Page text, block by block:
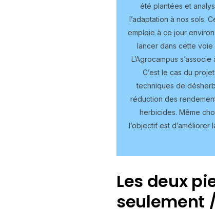
été plantées et
l’adaptation à nos sols.
emploie à ce jour
lancer dans cette voie
L’Agrocampus
C’est le cas du
techniques de
réduction des
herbicides. Même
l’objectif est
Les deux
seulement